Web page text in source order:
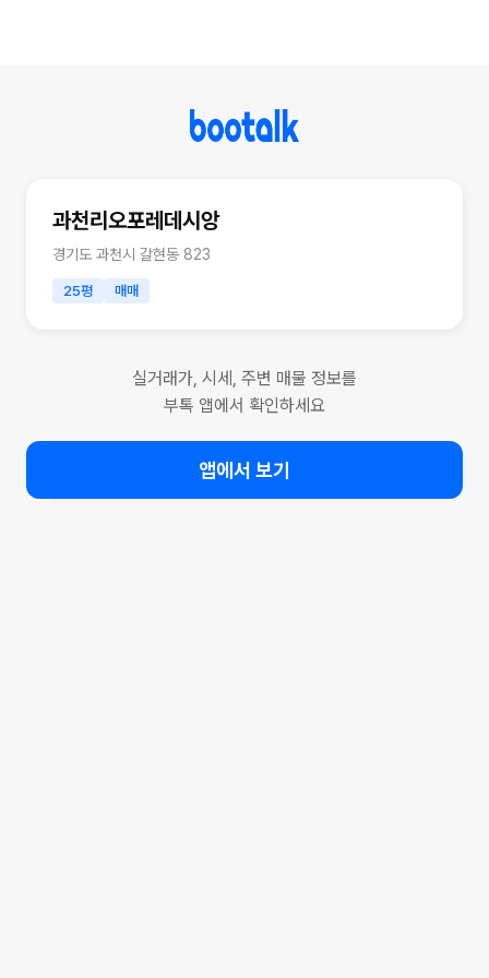
과천리오포레데시앙
경기도 과천시 갈현동 823
25평 매매
실거래가, 시세, 주변 매물 정보를
부톡 앱에서 확인하세요
앱에서 보기